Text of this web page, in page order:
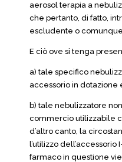
aerosol terapia a
che pertanto, di fatto,
escludente o
E ciò ove si tenga
a) tale specifico
accessorio in dotazione
b) tale nebulizzatore
commercio utilizzabile
d’altro canto, la
l’utilizzo
farmaco in questione